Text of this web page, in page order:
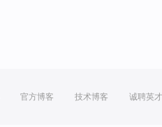
官方博客 技术博客 诚聘英才